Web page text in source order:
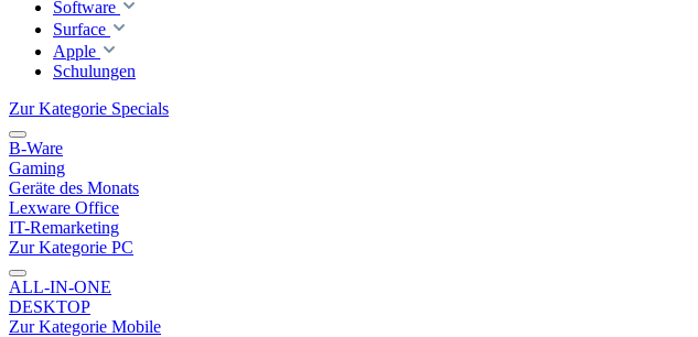
Software
Surface
Apple
Schulungen
Zur Kategorie Specials
B-Ware
Gaming
Geräte des Monats
Lexware Office
IT-Remarketing
Zur Kategorie PC
ALL-IN-ONE
DESKTOP
Zur Kategorie Mobile